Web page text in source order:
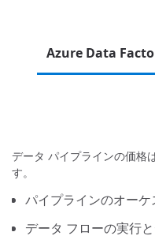
Azure Data
データ パイプラインの価格
す。
パイプラインのオー
データ フローの実行